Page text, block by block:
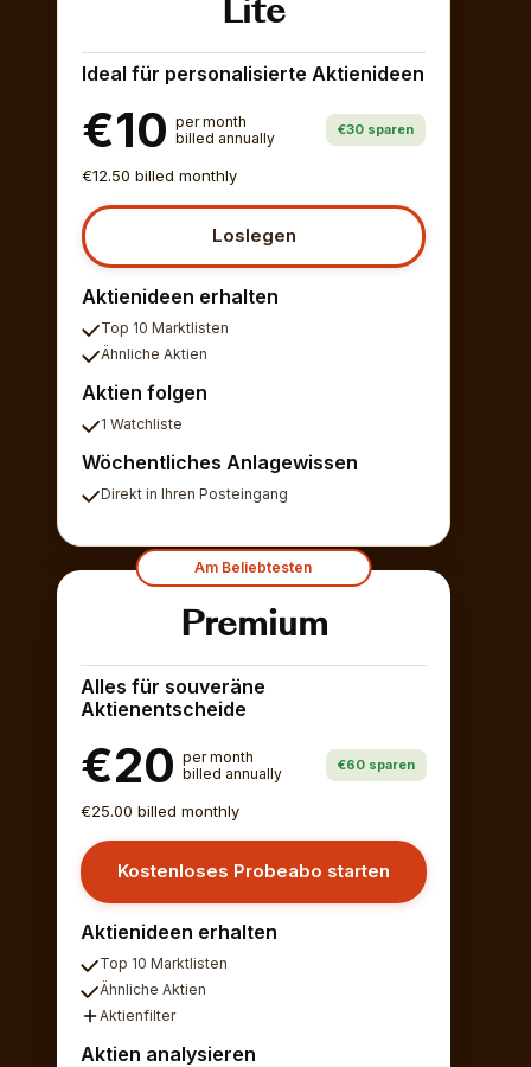
Lite
Ideal für personalisierte Aktienideen
€10 per month
billed annually
€30 sparen
€12.50 billed monthly
Loslegen
Aktienideen erhalten
Top 10 Marktlisten
Ähnliche Aktien
Aktien folgen
1 Watchliste
Wöchentliches Anlagewissen
Direkt in Ihren Posteingang
Am Beliebtesten
Premium
Alles für souveräne
Aktienentscheide
€20 per month
billed annually
€60 sparen
€25.00 billed monthly
Kostenloses Probeabo starten
Aktienideen erhalten
Top 10 Marktlisten
Ähnliche Aktien
Aktienfilter
Aktien analysieren